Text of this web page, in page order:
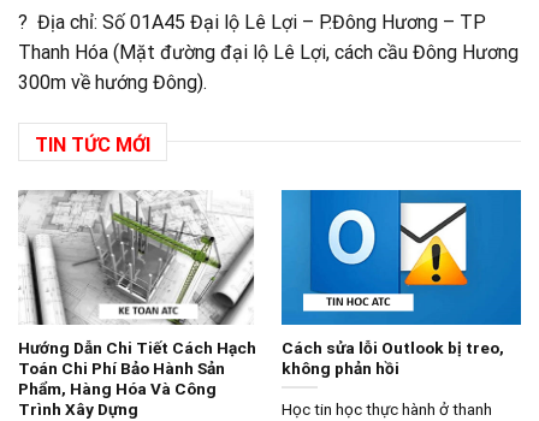
? Địa chỉ: Số 01A45 Đại lộ Lê Lợi – P.Đông Hương – TP
Thanh Hóa (Mặt đường đại lộ Lê Lợi, cách cầu Đông Hương
300m về hướng Đông).
TIN TỨC MỚI
Hướng Dẫn Chi Tiết Cách Hạch
Toán Chi Phí Bảo Hành Sản
Phẩm, Hàng Hóa Và Công
Trình Xây Dựng
Cách sửa lỗi Outlook bị treo,
không phản hồi
Học tin học thực hành ở thanh